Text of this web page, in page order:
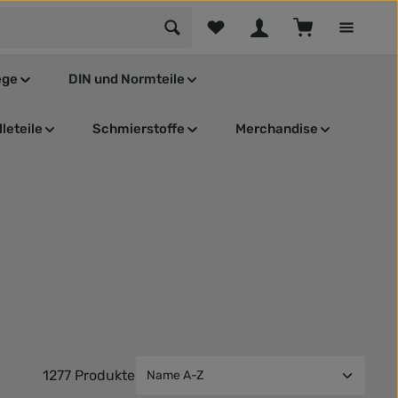
Du hast 0 Produkte auf dem
DIN und Normteile
Schmierstoffe Merchandise
1277 Produkte